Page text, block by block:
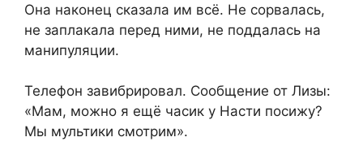
Она наконец сказала им всё. Не сорвалась,
не заплакала перед ними, не поддалась на
манипуляции.
Телефон завибрировал. Сообщение от Лизы:
«Мам, можно я ещё часик у Насти посижу?
Мы мультики смотрим».